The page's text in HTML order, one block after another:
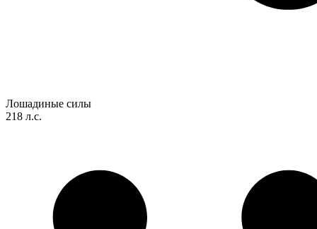
Лошадиные силы
218 л.с.